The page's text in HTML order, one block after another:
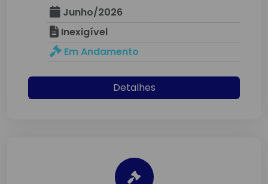
Junho/2026
Inexigível
Em Andamento
Detalhes